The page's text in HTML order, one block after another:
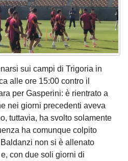
sui campi di Trigoria in
alle ore 15:00 contro il
per Gasperini: è rientrato a
nei giorni precedenti aveva
tuttavia, ha svolto solamente
ha comunque colpito
non si è allenato
con due soli giorni di